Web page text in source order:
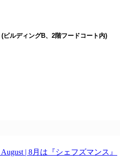
ビルディングB、2階フードコート内)
| 8月は『シェフズマンス』